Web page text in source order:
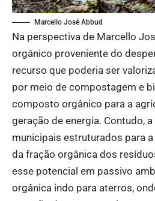
Marcello José Abbud
Na perspectiva de Marcello
orgânico proveniente do
recurso que poderia ser
por meio de compostagem e
composto orgânico para a
geração de energia. Contudo,
municipais estruturados para
da fração orgânica dos
esse potencial em passivo
orgânica indo para aterros,